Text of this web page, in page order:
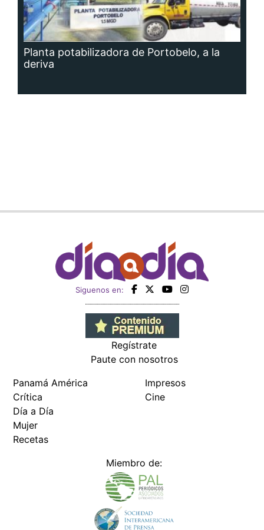
Planta potabilizadora de Portobelo, a la
deriva
Siguenos en:
Regístrate
Paute con nosotros
Panamá América
Crítica
Día a Día
Mujer
Recetas
Impresos
Cine
Miembro de: